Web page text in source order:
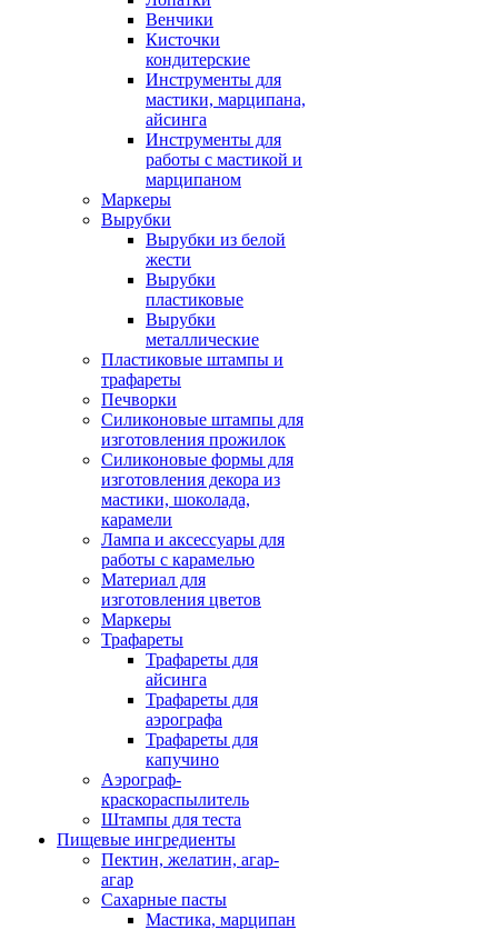
Венчики
Кисточки
кондитерские
Инструменты для
мастики, марципана,
айсинга
Инструменты для
работы с мастикой и
марципаном
Маркеры
Вырубки
Вырубки из белой
жести
Вырубки
пластиковые
Вырубки
металлические
Пластиковые штампы и
трафареты
Печворки
Силиконовые штампы для
изготовления прожилок
Силиконовые формы для
изготовления декора из
мастики, шоколада,
карамели
Лампа и аксессуары для
работы с карамелью
Материал для
изготовления цветов
Маркеры
Трафареты
Трафареты для
айсинга
Трафареты для
аэрографа
Трафареты для
капучино
Аэрограф-
краскораспылитель
Штампы для теста
Пищевые ингредиенты
Пектин, желатин, агар-
агар
Сахарные пасты
Мастика, марципан